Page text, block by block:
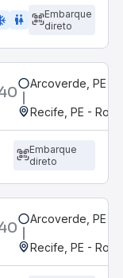
wc
Embarque
direto
Arcoverde, PE -
Recife, PE -
Embarque
direto
Arcoverde, PE -
Recife, PE -